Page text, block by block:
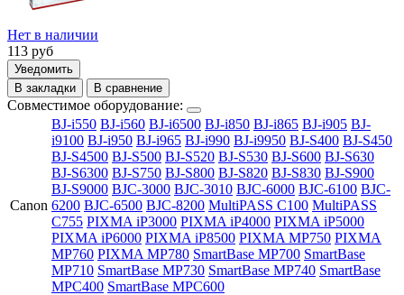
Нет в наличии
113 руб
Уведомить
В закладки
В сравнение
Совместимое оборудование:
Canon
BJ-i550 BJ-i560 BJ-i6500 BJ-i850 BJ-i865 BJ-i905 BJ-
i9100 BJ-i950 BJ-i965 BJ-i990 BJ-i9950 BJ-S400 BJ-S450
BJ-S4500 BJ-S500 BJ-S520 BJ-S530 BJ-S600 BJ-S630
BJ-S6300 BJ-S750 BJ-S800 BJ-S820 BJ-S830 BJ-S900
BJ-S9000 BJC-3000 BJC-3010 BJC-6000 BJC-6100 BJC-
6200 BJC-6500 BJC-8200 MultiPASS C100 MultiPASS
C755 PIXMA iP3000 PIXMA iP4000 PIXMA iP5000
PIXMA iP6000 PIXMA iP8500 PIXMA MP750 PIXMA
MP760 PIXMA MP780 SmartBase MP700 SmartBase
MP710 SmartBase MP730 SmartBase MP740 SmartBase
MPC400 SmartBase MPC600